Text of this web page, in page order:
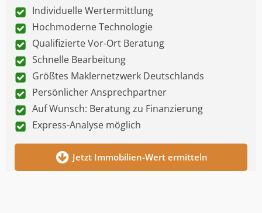
Individuelle Wertermittlung
Hochmoderne Technologie
Qualifizierte Vor-Ort Beratung
Schnelle Bearbeitung
Größtes Maklernetzwerk Deutschlands
Persönlicher Ansprechpartner
Auf Wunsch: Beratung zu Finanzierung
Express-Analyse möglich
Jetzt Immobilien-Wert ermitteln